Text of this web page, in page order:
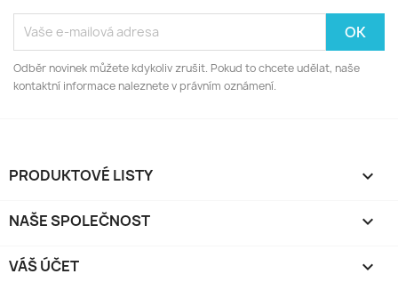
Odběr novinek můžete kdykoliv zrušit. Pokud to chcete udělat, naše
kontaktní informace naleznete v právním oznámení.
PRODUKTOVÉ LISTY 
NAŠE SPOLEČNOST 
VÁŠ ÚČET 